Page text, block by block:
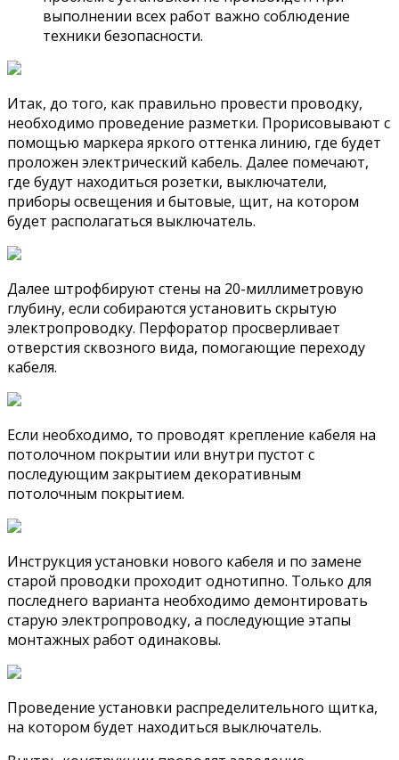
выполнении всех работ важно соблюдение
техники безопасности.
Итак, до того, как правильно провести проводку,
необходимо проведение разметки. Прорисовывают с
помощью маркера яркого оттенка линию, где будет
проложен электрический кабель. Далее помечают,
где будут находиться розетки, выключатели,
приборы освещения и бытовые, щит, на котором
будет располагаться выключатель.
Далее штрофбируют стены на 20-миллиметровую
глубину, если собираются установить скрытую
электропроводку. Перфоратор просверливает
отверстия сквозного вида, помогающие переходу
кабеля.
Если необходимо, то проводят крепление кабеля на
потолочном покрытии или внутри пустот с
последующим закрытием декоративным
потолочным покрытием.
Инструкция установки нового кабеля и по замене
старой проводки проходит однотипно. Только для
последнего варианта необходимо демонтировать
старую электропроводку, а последующие этапы
монтажных работ одинаковы.
Проведение установки распределительного щитка,
на котором будет находиться выключатель.